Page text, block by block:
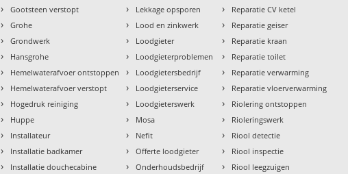
› Gootsteen verstopt
› Grohe
› Grondwerk
› Hansgrohe
› Hemelwaterafvoer ontstoppen
› Hemelwaterafvoer verstopt
› Hogedruk reiniging
› Huppe
› Installateur
› Installatie badkamer
› Installatie douchecabine
› Lekkage opsporen
› Lood en zinkwerk
› Loodgieter
› Loodgieterproblemen
› Loodgietersbedrijf
› Loodgieterservice
› Loodgieterswerk
› Mosa
› Nefit
› Offerte loodgieter
› Onderhoudsbedrijf
› Reparatie CV ketel
› Reparatie geiser
› Reparatie kraan
› Reparatie toilet
› Reparatie verwarming
› Reparatie vloerverwarming
› Riolering ontstoppen
› Rioleringswerk
› Riool detectie
› Riool inspectie
› Riool leegzuigen